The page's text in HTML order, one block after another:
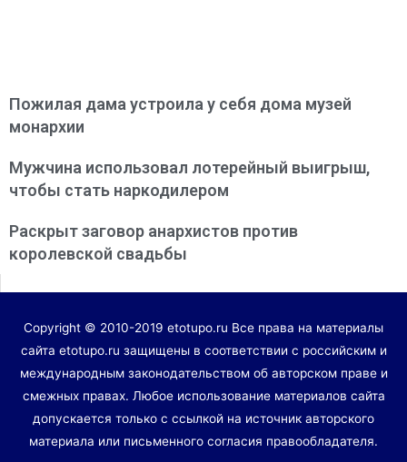
Пожилая дама устроила у себя дома музей
монархии
Мужчина использовал лотерейный выигрыш,
чтобы стать наркодилером
Раскрыт заговор анархистов против
королевской свадьбы
Copyright © 2010-2019 etotupo.ru Все права на материалы
сайта etotupo.ru защищены в соответствии с российским и
международным законодательством об авторском праве и
смежных правах. Любое использование материалов сайта
допускается только с ссылкой на источник авторского
материала или письменного согласия правообладателя.